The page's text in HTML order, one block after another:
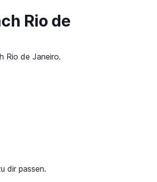
Rio de
Rio de Janeiro.
dir passen.